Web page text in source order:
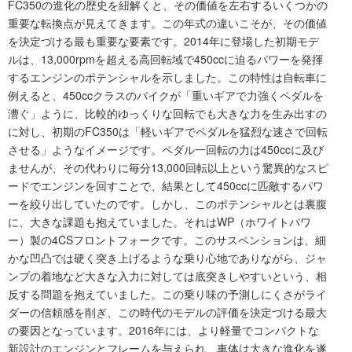
FC350の進化の歴史を紐解くと、その価値を左右するいくつかの
重要な転換点が見えてきます。この年式の違いこそが、その価値
を決定づける最も重要な要素です。2014年に登場した初期モデ
ルは、13,000rpmを超える高回転域で450ccに迫るパワーを発揮
するエンジンのポテンシャルを示しました。この特性は自転車に
例えると、450ccクラスのバイクが「重いギアで力強くペダルを
漕ぐ」ように、比較的ゆっくりな回転でも大きな力を生み出すの
に対し、初期のFC350は「軽いギアでペダルを猛烈な速さで回転
させる」ようなイメージです。ペダル一回転の力は450ccに及び
ませんが、その代わりに毎分13,000回転以上という驚異的なスピ
ードでエンジンを回すことで、結果として450ccに匹敵するパワ
ーを絞り出していたのです。しかし、このポテンシャルとは裏腹
に、大きな課題も抱えていました。それはWP（ホワイトパワ
ー）製の4CSフロントフォークです。このサスペンションは、細
かな凹凸では硬く突き上げるような乗り心地でありながら、ジャ
ンプの着地など大きな入力に対しては底突きしやすいという、相
反する問題を抱えていました。この乗り味の予測しにくさがライ
ダーの信頼感を削ぎ、この時代のモデルの評価を決定づける最大
の要因となっています。2016年には、より軽量でコンパクトな
新設計のエンジンとフレームを与えられ、車体は大きな進化を遂